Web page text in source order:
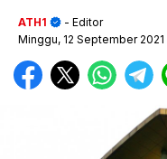
ATH1
- Editor
Minggu, 12 September 2021